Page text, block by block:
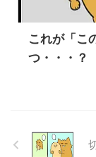
これが「こ
つ・・・？